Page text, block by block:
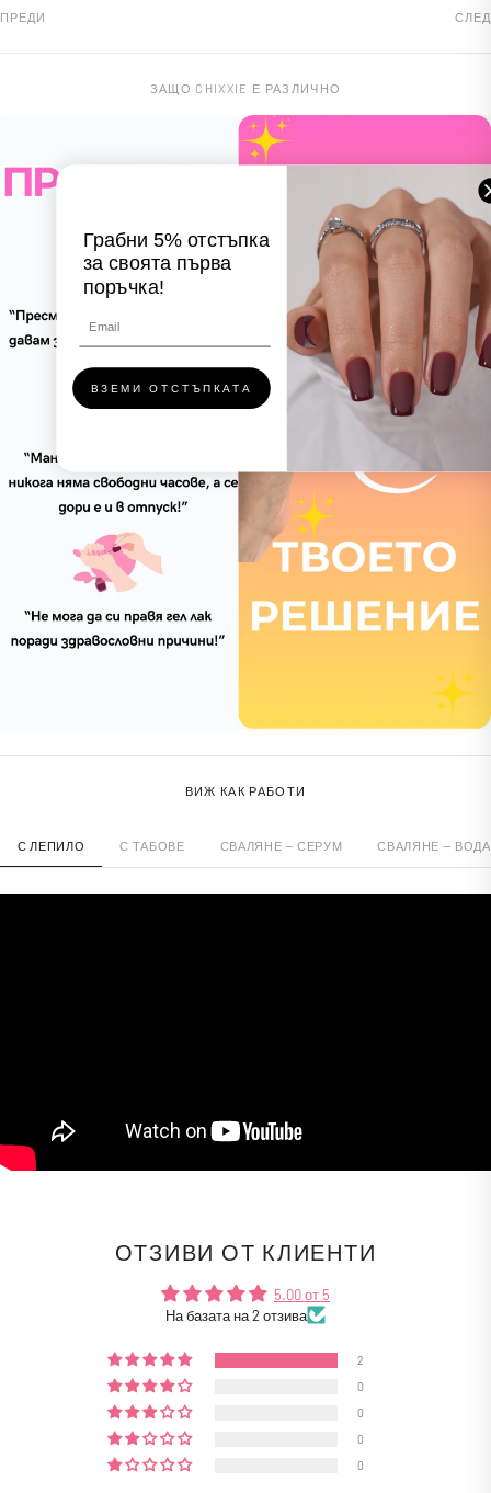
ПРЕДИ СЛЕД
ЗАЩО CHIXXIE Е РАЗЛИЧНО
ВИЖ КАК РАБОТИ
С ЛЕПИЛО С ТАБОВЕ СВАЛЯНЕ — СЕРУМ СВАЛЯНЕ — ВОДА
ОТЗИВИ ОТ КЛИЕНТИ
5.00 от 5
На базата на 2 отзива
2
0
0
0
0
Грабни 5% отстъпка
за своята първа
поръчка!
ВЗЕМИ ОТСТЪПКАТА